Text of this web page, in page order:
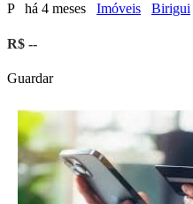
P há 4 meses Imóveis Birigui
R$ --
Guardar